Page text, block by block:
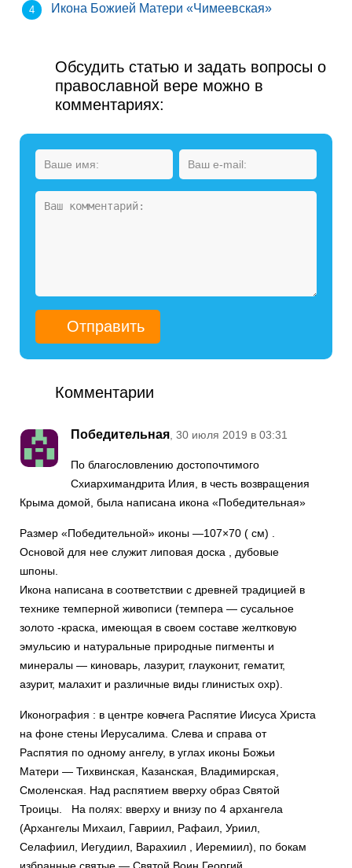
Икона Божией Матери «Чимеевская»
Обсудить статью и задать вопросы о
православной вере можно в
комментариях:
Комментарии
Победительная, 30 июля 2019 в 03:31
По благословлению достопочтимого
Схиархимандрита Илия, в честь возвращения
Крыма домой, была написана икона «Победительная»
Размер «Победительной» иконы —107×70 ( см) .
Основой для нее служит липовая доска , дубовые
шпоны.
Икона написана в соответствии с древней традицией в
технике темперной живописи (темпера — сусальное
золото -краска, имеющая в своем составе желтковую
эмульсию и натуральные природные пигменты и
минералы — киноварь, лазурит, глауконит, гематит,
азурит, малахит и различные виды глинистых охр).
Иконография : в центре ковчега Распятие Иисуса Христа
на фоне стены Иерусалима. Слева и справа от
Распятия по одному ангелу, в углах иконы Божьи
Матери — Тихвинская, Казанская, Владимирская,
Смоленская. Над распятием вверху образ Святой
Троицы. На полях: вверху и внизу по 4 архангела
(Архангелы Михаил, Гавриил, Рафаил, Уриил,
Селафиил, Иегудиил, Варахиил , Иеремиил), по бокам